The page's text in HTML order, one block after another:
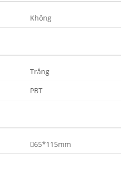
Không
Trắng
PBT
65*115mm